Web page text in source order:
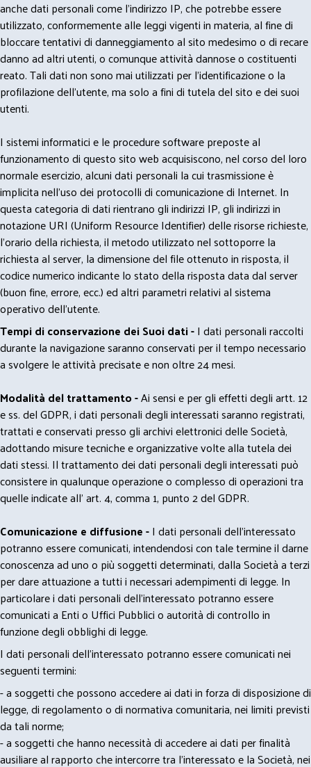
anche dati personali come l'indirizzo IP, che potrebbe essere
utilizzato, conformemente alle leggi vigenti in materia, al fine di
bloccare tentativi di danneggiamento al sito medesimo o di recare
danno ad altri utenti, o comunque attività dannose o costituenti
reato. Tali dati non sono mai utilizzati per l'identificazione o la
profilazione dell'utente, ma solo a fini di tutela del sito e dei suoi
utenti.
I sistemi informatici e le procedure software preposte al
funzionamento di questo sito web acquisiscono, nel corso del loro
normale esercizio, alcuni dati personali la cui trasmissione è
implicita nell'uso dei protocolli di comunicazione di Internet. In
questa categoria di dati rientrano gli indirizzi IP, gli indirizzi in
notazione URI (Uniform Resource Identifier) delle risorse richieste,
l'orario della richiesta, il metodo utilizzato nel sottoporre la
richiesta al server, la dimensione del file ottenuto in risposta, il
codice numerico indicante lo stato della risposta data dal server
(buon fine, errore, ecc.) ed altri parametri relativi al sistema
operativo dell'utente.
Tempi di conservazione dei Suoi dati -I dati personali raccolti
durante la navigazione saranno conservati per il tempo necessario
a svolgere le attività precisate e non oltre 24 mesi.
Modalità del trattamento -Ai sensi e per gli effetti degli artt. 12
e ss. del GDPR, i dati personali degli interessati saranno registrati,
trattati e conservati presso gli archivi elettronici delle Società,
adottando misure tecniche e organizzative volte alla tutela dei
dati stessi. Il trattamento dei dati personali degli interessati può
consistere in qualunque operazione o complesso di operazioni tra
quelle indicate all' art. 4, comma 1, punto 2 del GDPR.
Comunicazione e diffusione -I dati personali dell’interessato
potranno essere comunicati, intendendosi con tale termine il darne
conoscenza ad uno o più soggetti determinati, dalla Società a terzi
per dare attuazione a tutti i necessari adempimenti di legge. In
particolare i dati personali dell’interessato potranno essere
comunicati a Enti o Uffici Pubblici o autorità di controllo in
funzione degli obblighi di legge.
I dati personali dell’interessato potranno essere comunicati nei
seguenti termini:
- a soggetti che possono accedere ai dati in forza di disposizione di
legge, di regolamento o di normativa comunitaria, nei limiti previsti
da tali norme;
- a soggetti che hanno necessità di accedere ai dati per finalità
ausiliare al rapporto che intercorre tra l’interessato e la Società, nei